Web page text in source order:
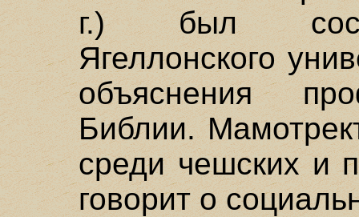
г.) был
Ягеллонского
объяснения
Библии.
среди чешских и
говорит о